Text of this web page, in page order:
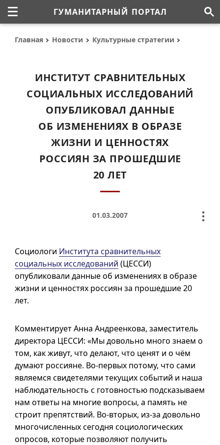
ГУМАНИТАРНЫЙ ПОРТАЛ
Главная Новости Культурные стратегии
ИНСТИТУТ СРАВНИТЕЛЬНЫХ
СОЦИАЛЬНЫХ ИССЛЕДОВАНИЙ
ОПУБЛИКОВАЛ ДАННЫЕ
ОБ ИЗМЕНЕНИЯХ В ОБРАЗЕ
ЖИЗНИ И ЦЕННОСТЯХ
РОССИЯН ЗА ПРОШЕДШИЕ
20 ЛЕТ
01.03.2007
Социологи Института сравнительных
социальных исследований (ЦЕССИ)
опубликовали данные об изменениях в образе
жизни и ценностях россиян за прошедшие 20
лет.
Комментирует Анна Андреенкова, заместитель
директора ЦЕССИ: «Мы довольно много знаем о
том, как живут, что делают, что ценят и о чём
думают россияне. Во-первых потому, что сами
являемся свидетелями текущих событий и наша
наблюдательность с готовностью подсказываем
нам ответы на многие вопросы, а память не
строит препятствий. Во-вторых, из-за довольно
многочисленных сегодня социологических
опросов, которые позволяют получить